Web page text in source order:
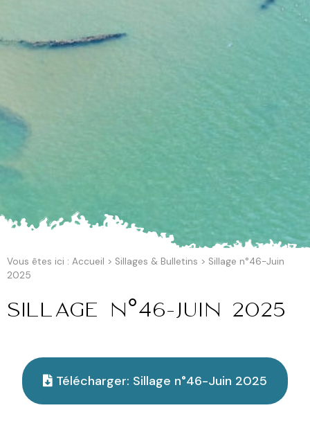
Vous êtes ici : Accueil > Sillages & Bulletins > Sillage n°46-Juin
2025
Sillage n°46-Juin 2025
Télécharger: Sillage n°46-Juin 2025